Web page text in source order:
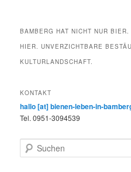
BAMBERG HAT NICHT NUR
HIER. UNVERZICHTBARE
KULTURLANDSCHAFT.
KONTAKT
hallo [at] bienen-leben-in-
Tel. 0951-3094539
u